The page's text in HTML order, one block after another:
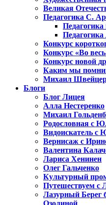
Великая
Педагогика С.
Педагогика
Конкурс
Конкурс «Во весь
Конкурс новой
Каким мы
Михаил
Блоги
Блог Лицея
Алла Нестеренко
Михаил
Родословная с
Видоискатель
Вернисаж с
Валентина
Лариса Хенинен
Олег Гальченко
Культурный
Путешествуем с
Лазурный Берег